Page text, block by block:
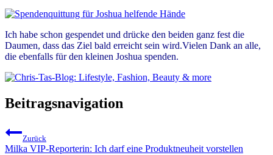
Ich habe schon gespendet und drücke den beiden ganz fest die
Daumen, dass das Ziel bald erreicht sein wird.Vielen Dank an alle,
die ebenfalls für den kleinen Joshua spenden.
Beitragsnavigation
Zurück
Milka VIP-Reporterin: Ich darf eine Produktneuheit vorstellen